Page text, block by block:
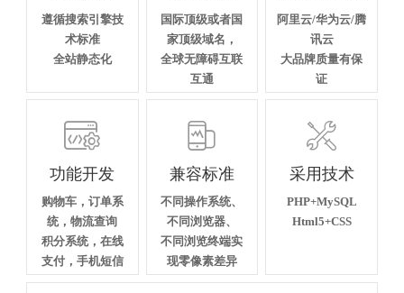
遵循搜索引擎技
术标准
全站静态化
国际顶级或者国
家顶级域名，
全球无障碍互联
互通
阿里云/华为云/腾
讯云
大品牌质量有保
证

功能开发
购物车，订单系
统，物流查询
积分系统，在线
支付，手机短信

兼容标准
不同操作系统、
不同浏览器、
不同浏览终端实
现零像素差异

采用技术
PHP+MySQL
Html5+CSS